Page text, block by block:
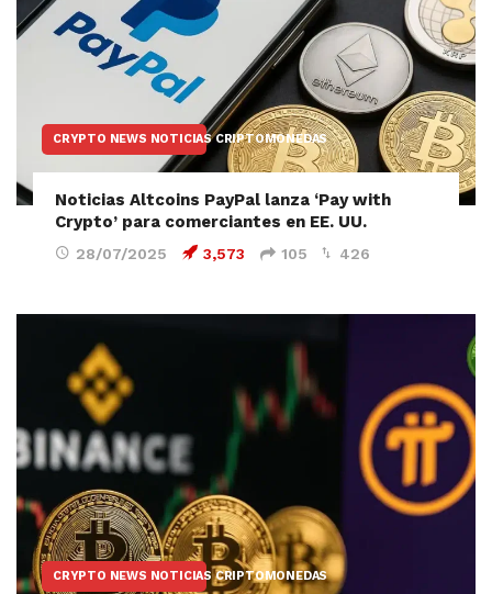
CRYPTO NEWS NOTICIAS CRIPTOMONEDAS
Noticias Altcoins PayPal lanza ‘Pay with
Crypto’ para comerciantes en EE. UU.
28/07/2025 3,573 105 426
CRYPTO NEWS NOTICIAS CRIPTOMONEDAS